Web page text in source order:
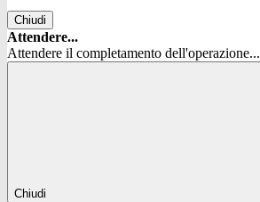
Chiudi
Attendere...
Attendere il completamento dell'operazione...
Chiudi